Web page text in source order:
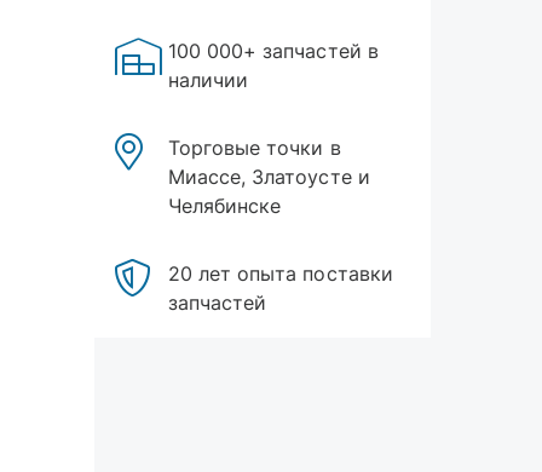
100 000+ запчастей в
наличии
Торговые точки в
Миассе, Златоусте и
Челябинске
20 лет опыта поставки
запчастей